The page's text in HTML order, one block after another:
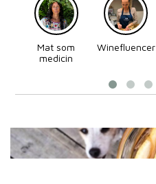
Mat som
medicin
Winefluencer